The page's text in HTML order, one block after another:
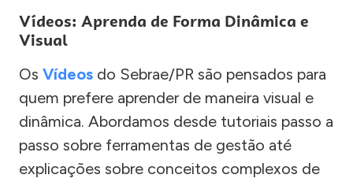
Vídeos: Aprenda de Forma Dinâmica e
Visual
Os Vídeos do Sebrae/PR são pensados para
quem prefere aprender de maneira visual e
dinâmica. Abordamos desde tutoriais passo a
passo sobre ferramentas de gestão até
explicações sobre conceitos complexos de